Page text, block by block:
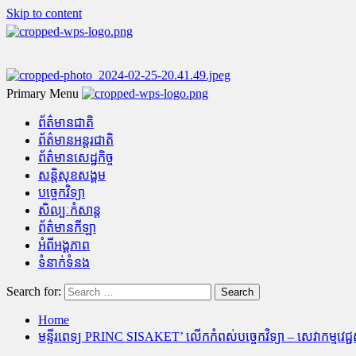
Skip to content
Primary Menu
ព័ត៌មានជាតិ
ព័ត៌មានអន្តរជាតិ
ព័ត៌មានសេដ្ឋកិច្ច
សន្តិសុខសង្គម
បច្ចេកវិទ្យា
សិល្បៈកំសាន្ត
ព័ត៌មានកីឡា
អំពីអង្គភាព
ទំនាក់ទំនង
Search for:
Home
មន្ទីរពេទ្យ PRINC SISAKET’ លើកកំពស់បច្ចេកវិទ្យា – សេវាកម្មវេជ្ជ